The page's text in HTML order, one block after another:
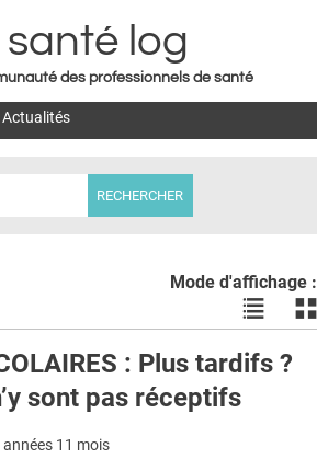
to navigation
santé log
des professionnels de santé
Actualités
Mode d'affichage :
Voir
les
en
les
: Plus tardifs ?
sont pas réceptifs
années 11 mois